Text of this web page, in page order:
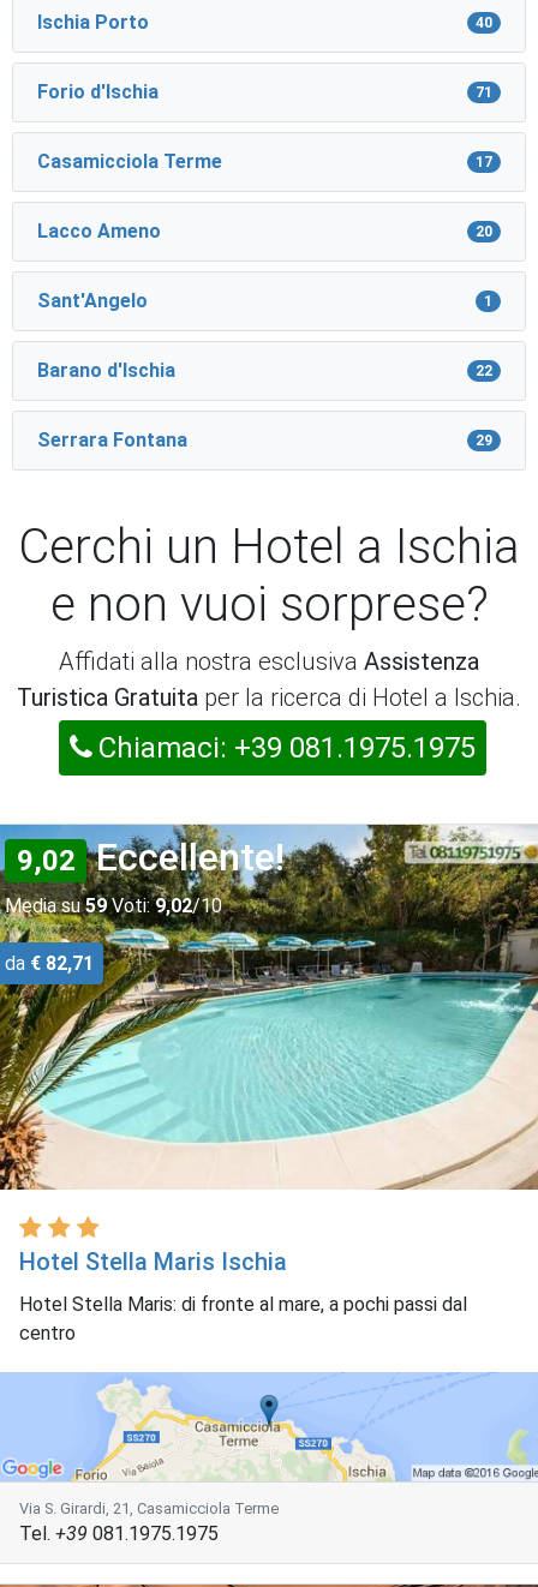
Ischia Porto 40
Forio d'Ischia 71
Casamicciola Terme 17
Lacco Ameno 20
Sant'Angelo 1
Barano d'Ischia 22
Serrara Fontana 29
Cerchi un Hotel a Ischia
e non vuoi sorprese?
Affidati alla nostra esclusiva Assistenza
Turistica Gratuita per la ricerca di Hotel a Ischia.
Chiamaci: +39 081.1975.1975
9,02 Eccellente!
Media su59Voti: 9,02/10
da € 82,71
Hotel Stella Maris Ischia
Hotel Stella Maris: di fronte al mare, a pochi passi dal
centro
Via S. Girardi, 21, Casamicciola Terme
Tel. +39 081.1975.1975